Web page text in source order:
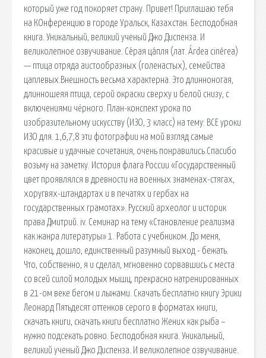
который уже год покоряет страну. Привет! Приглашаю тебя
на КОнференцию в городе Уральск, Казахстан. Бесподобная
книга. Уникальный, великий ученый Джо Диспенза. И
великолепное озвучивание. Се́рая ца́пля (лат. Árdea cinérea)
— птица отряда аистообразных (голенастых), семейства
цаплевых.Внешность весьма характерна. Это длинноногая,
длинношеяя птица, серой окраски сверху и белой снизу, с
включениями чёрного. План-конспект урока по
изобразительному искусству (ИЗО, 3 класс) на тему: ВСЕ уроки
ИЗО для. 1,6,7,8 эти фотографии на мой взгляд самые
красивые и удачные сочетания, очень понравились.Спасибо
возьму на заметку. История флага России «Государственный
цвет проявлялся в древности на военных знаменах-стягах,
хоругвях-штандартах и в печатях и гербах на
государственных грамотах». Русский археолог и историк
права Дмитрий. iv. Семинар на тему «Становление реализма
как жанра литературы» 1. Работа с учебником. До меня,
наконец, дошло, единственный разумный выход - бежать.
Что, собственно, я и сделал, мгновенно сорвавшись с места
со всей силой молодых мышц, прекрасно натренированных
в 21-ом веке бегом и лыжами. Скачать бесплатно книгу Эрики
Леонард Пятьдесят оттенков серого в форматах книги,
скачать книги, скачать книги бесплатно Жених как рыба –
нужно подсекать ровно. Бесподобная книга. Уникальный,
великий ученый Джо Диспенза. И великолепное озвучивание.